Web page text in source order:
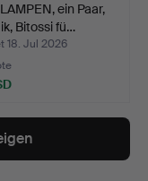
ein Paar,
Bitossi fü…
18. Jul 2026